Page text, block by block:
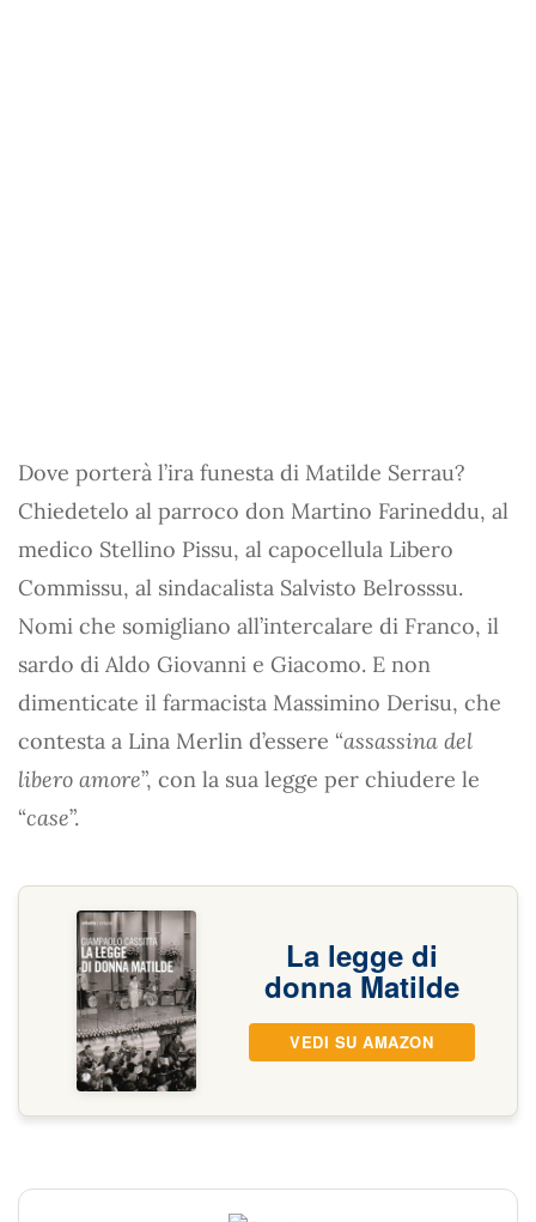
Dove porterà l’ira funesta di Matilde Serrau?
Chiedetelo al parroco don Martino Farineddu, al
medico Stellino Pissu, al capocellula Libero
Commissu, al sindacalista Salvisto Belrosssu.
Nomi che somigliano all’intercalare di Franco, il
sardo di Aldo Giovanni e Giacomo. E non
dimenticate il farmacista Massimino Derisu, che
contesta a Lina Merlin d’essere “assassina del
libero amore”, con la sua legge per chiudere le
“case”.
La legge di
donna Matilde
VEDI SU AMAZON